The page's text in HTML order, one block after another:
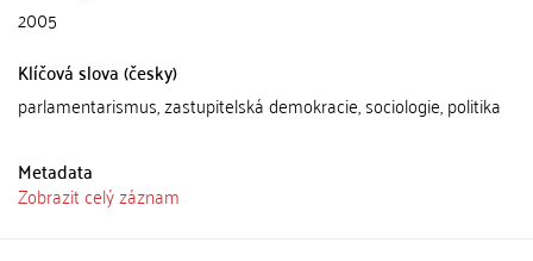
2005
Klíčová slova (česky)
parlamentarismus, zastupitelská demokracie, sociologie, politika
Metadata
Zobrazit celý záznam